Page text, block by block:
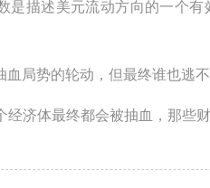
是描述美元流动方向的一个
局势的轮动，但最终谁也逃不
经济体最终都会被抽血，那些